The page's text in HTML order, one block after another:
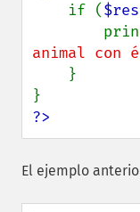
    if (
animal con
?>
El ejemplo